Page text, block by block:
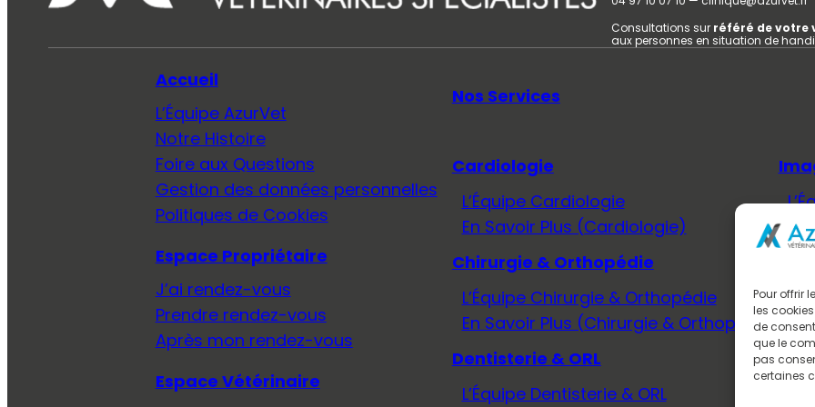
Pour offrir
les
de
que le
pas
certaines
Consultations sur référé de
aux personnes en situation de
Accueil
L’Équipe AzurVet
Notre Histoire
Foire aux Questions
Gestion des données personnelles
Politiques de Cookies
Espace Propriétaire
J’ai rendez-vous
Prendre rendez-vous
Après mon rendez-vous
Espace Vétérinaire
Nos Services
Cardiologie
L’Équipe Cardiologie
En Savoir Plus (Cardiologie)
Chirurgie & Orthopédie
L’Équipe Chirurgie & Orthopédie
En Savoir Plus (Chirurgie & Orthopédie)
Dentisterie & ORL
L’Équipe Dentisterie & ORL
En